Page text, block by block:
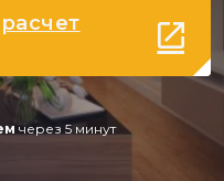
через 5 минут